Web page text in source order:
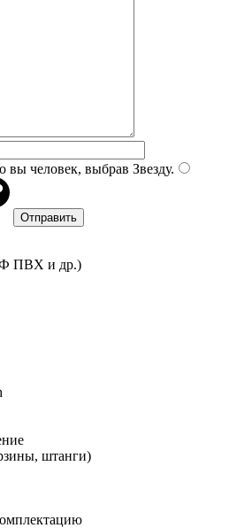
вы человек, выбрав Звезду.
ПВХ и др.)
штанги)